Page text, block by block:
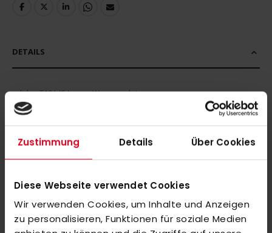
Zustimmung Details Über Cookies
Diese Webseite verwendet Cookies
Wir verwenden Cookies, um Inhalte und Anzeigen
zu personalisieren, Funktionen für soziale Medien
DETAILS
adidas T19 L/S Jersey Women white
MEHR INFORMATIONEN
ÄHNLICHE PRODUKTE
Markieren Sie die Artikel, um Sie dem Warenkorb hinzuzufügen
oder Alle auswählen